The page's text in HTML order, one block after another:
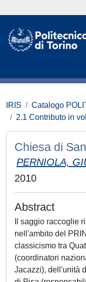
IRIS Catalogo
2.1 Contributo in
Chiesa di
PERNIOLA,
2010
Abstract
Il saggio raccoglie
nell'ambito del
classicismo tra
(coordinatori
Jacazzi), dell'unità